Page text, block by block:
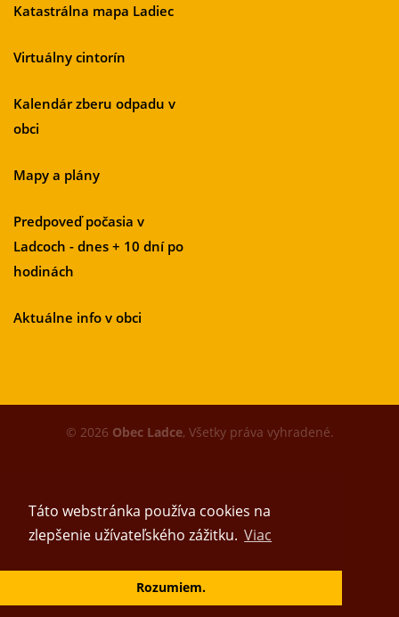
Táto webstránka používa cookies na
zlepšenie užívateľského zážitku. Viac
Rozumiem.
Katastrálna mapa Ladiec
Virtuálny cintorín
Kalendár zberu odpadu v
obci
Mapy a plány
Predpoveď počasia v
Ladcoch - dnes + 10 dní po
hodinách
Aktuálne info v obci
© 2026 Obec Ladce, Všetky práva vyhradené.
Vytvoril tím